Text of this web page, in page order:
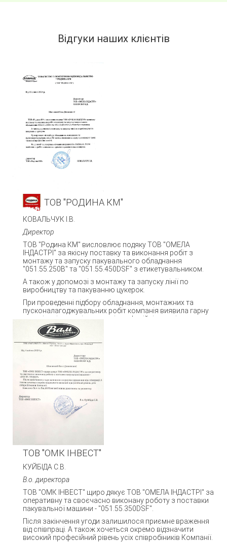
Відгуки наших клієнтів
ТОВ "РОДИНА КМ"
КОВАЛЬЧУК І.В.
Директор
ТОВ "Родина КМ" висловлює подяку ТОВ "ОМЕЛА
ІНДАСТРІ" за якісну поставку та виконання робіт з
монтажу та запуску пакувального обладнання
"051.55.250B" та "051.55.450DSF" з етикетувальником.
А також у допомозі з монтажу та запуску лінії по
виробництву та пакуванню цукерок.
При проведенні підбору обладнання, монтажних та
пусконалагоджувальних робіт компанія виявила гарну
організацію праці та високі професійні якості.
На даний час пакувальні машини працюють стабільно.
Після закінчення робіт залишилось приємне враження
від співпраці.
ТОВ "ОМК ІНВЕСТ"
КУЙБІДА С.В.
В.о. директора
ТОВ "ОМК ІНВЕСТ" щиро дякує ТОВ "ОМЕЛА ІНДАСТРІ" за
оперативну та своєчасно виконану роботу з поставки
пакувальної машини - "051.55.350DSF".
Після закінчення угоди залишилося приємне враження
від співпраці. А також хочеться окремо відзначити
високий професійний рівень усіх співробіників Компанії.